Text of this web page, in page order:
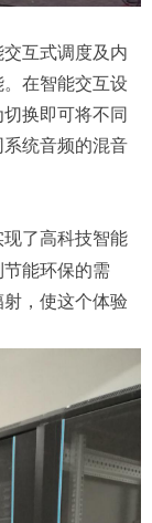
互式调度及内
在智能交互设
换即可将不同
统音频的混音
了高科技智能
能环保的需
射 ，使这个体验